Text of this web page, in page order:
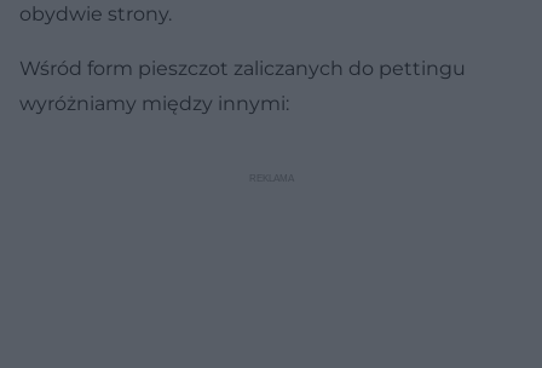
obydwie strony.
Wśród form pieszczot zaliczanych do pettingu
wyróżniamy między innymi: